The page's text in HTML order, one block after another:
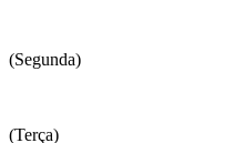
(Segunda)
(Terça)